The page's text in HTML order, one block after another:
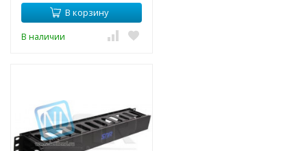
В корзину
В наличии